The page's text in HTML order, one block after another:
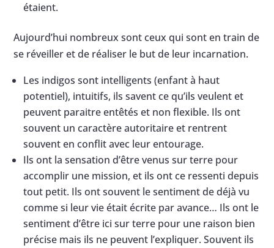
étaient.
Aujourd’hui nombreux sont ceux qui sont en train de
se réveiller et de réaliser le but de leur incarnation.
Les indigos sont intelligents (enfant à haut
potentiel), intuitifs, ils savent ce qu’ils veulent et
peuvent paraitre entêtés et non flexible. Ils ont
souvent un caractère autoritaire et rentrent
souvent en conflit avec leur entourage.
Ils ont la sensation d’être venus sur terre pour
accomplir une mission, et ils ont ce ressenti depuis
tout petit. Ils ont souvent le sentiment de déjà vu
comme si leur vie était écrite par avance… Ils ont le
sentiment d’être ici sur terre pour une raison bien
précise mais ils ne peuvent l’expliquer. Souvent ils